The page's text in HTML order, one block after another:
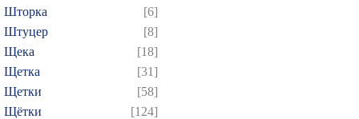
Шторка
[6]
Штуцер
[8]
Щека
[18]
Щетка
[31]
Щетки
[58]
Щётки
[124]